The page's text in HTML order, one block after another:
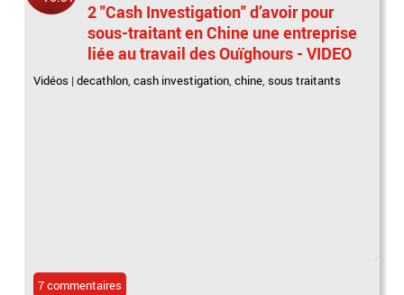
2 "Cash Investigation" d’avoir pour
sous-traitant en Chine une entreprise
liée au travail des Ouïghours - VIDEO
Vidéos |decathlon,cash investigation,chine,sous traitants
7 commentaires